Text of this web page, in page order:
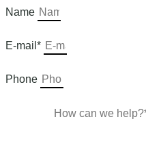
Name
E-mail*
Phone